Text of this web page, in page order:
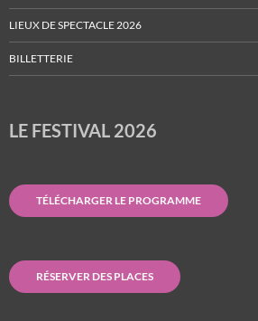
LIEUX DE SPECTACLE 2026
BILLETTERIE
LE FESTIVAL 2026
TÉLÉCHARGER LE PROGRAMME
RÉSERVER DES PLACES